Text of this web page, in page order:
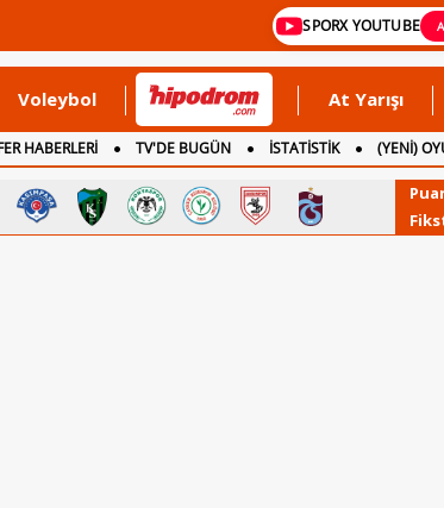
SPORX YOUTUBE
Voleybol At Yarışı
HABERLERİ TV'DE BUGÜN İSTATİSTİK
(YENİ)